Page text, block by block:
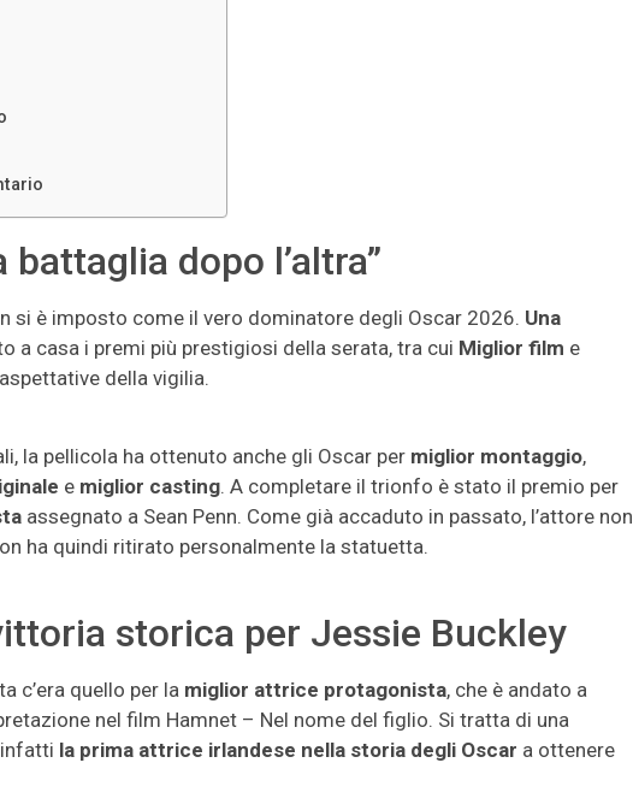
dopo l’altra”
si è imposto come il vero dominatore degli Oscar 2026. Una
a casa i premi più prestigiosi della serata, tra cui Miglior film e
della vigilia.
la pellicola ha ottenuto anche gli Oscar per miglior montaggio,
e miglior casting. A completare il trionfo è stato il premio per
assegnato a Sean Penn. Come già accaduto in passato, l’attore non
ha quindi ritirato personalmente la statuetta.
storica per Jessie Buckley
c’era quello per la miglior attrice protagonista, che è andato a
nel film Hamnet – Nel nome del figlio. Si tratta di una
la prima attrice irlandese nella storia degli Oscar a ottenere